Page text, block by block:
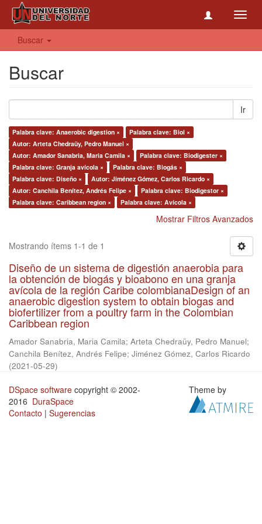
Buscar
Buscar
Ir
Palabra clave: Anaerobic digestion ×
Palabra clave: Biol ×
Autor: Arteta Chedraüy, Pedro Manuel ×
Autor: Amador Sanabria, Maria Camila ×
Palabra clave: Biodigester ×
Palabra clave: Granja avícola ×
Palabra clave: Biogás ×
Palabra clave: Diseño ×
Autor: Jiménez Gómez, Carlos Ricardo ×
Autor: Canchila Benítez, Andrés Felipe ×
Palabra clave: Biodigestor ×
Palabra clave: Caribbean region ×
Palabra clave: Avícola ×
Mostrar Filtros Avanzados
Mostrando ítems 1-1 de 1
Diseño de un sistema de digestión anaerobia para
la obtención de biogás y bioabono en una granja
avícola de la región Caribe colombianaDesign of an
anaerobic digestion system to obtain biogas and
biofertilizer from a poultry farm in the Colombian
Caribbean region
Amador Sanabria, Maria Camila; Arteta Chedraüy, Pedro Manuel;
Canchila Benítez, Andrés Felipe; Jiménez Gómez, Carlos Ricardo
(2021-05-29)
DSpace software copyright © 2002-
2016 DuraSpace
Contacto | Sugerencias
Theme by